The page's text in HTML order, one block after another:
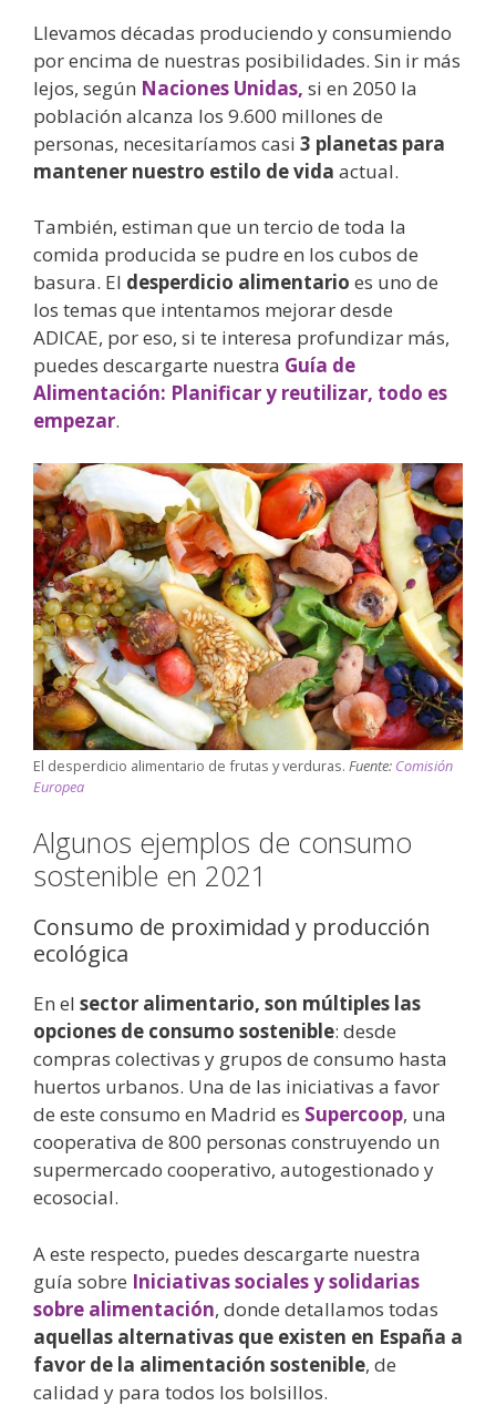
Llevamos décadas produciendo y consumiendo
por encima de nuestras posibilidades. Sin ir más
lejos, según Naciones Unidas, si en 2050 la
población alcanza los 9.600 millones de
personas, necesitaríamos casi 3 planetas para
mantener nuestro estilo de vida actual.
También, estiman que un tercio de toda la
comida producida se pudre en los cubos de
basura. El desperdicio alimentario es uno de
los temas que intentamos mejorar desde
ADICAE, por eso, si te interesa profundizar más,
puedes descargarte nuestra Guía de
Alimentación: Planificar y reutilizar, todo es
empezar.
El desperdicio alimentario de frutas y verduras. Fuente: Comisión
Europea
Algunos ejemplos de consumo
sostenible en 2021
Consumo de proximidad y producción
ecológica
En el sector alimentario, son múltiples las
opciones de consumo sostenible: desde
compras colectivas y grupos de consumo hasta
huertos urbanos. Una de las iniciativas a favor
de este consumo en Madrid es Supercoop, una
cooperativa de 800 personas construyendo un
supermercado cooperativo, autogestionado y
ecosocial.
A este respecto, puedes descargarte nuestra
guía sobre Iniciativas sociales y solidarias
sobre alimentación, donde detallamos todas
aquellas alternativas que existen en España a
favor de la alimentación sostenible, de
calidad y para todos los bolsillos.